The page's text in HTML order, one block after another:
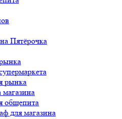
Пятёрочка
рынка
магазина
общепита
для магазина